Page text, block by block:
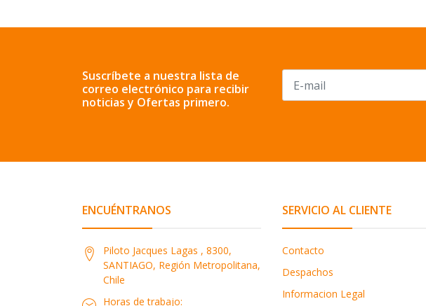
Suscríbete a nuestra lista de
correo electrónico para recibir
noticias y Ofertas primero.
ENCUÉNTRANOS
Piloto Jacques Lagas , 8300,
SANTIAGO, Región Metropolitana,
Chile
Horas de trabajo:
SERVICIO AL CLIENTE
Contacto
Despachos
Informacion Legal